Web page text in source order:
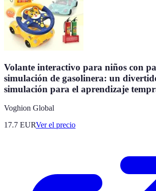
Volante interactivo para niños con
simulación de gasolinera: un
simulación para el aprendizaje
Voghion Global
17.7 EURVer el precio